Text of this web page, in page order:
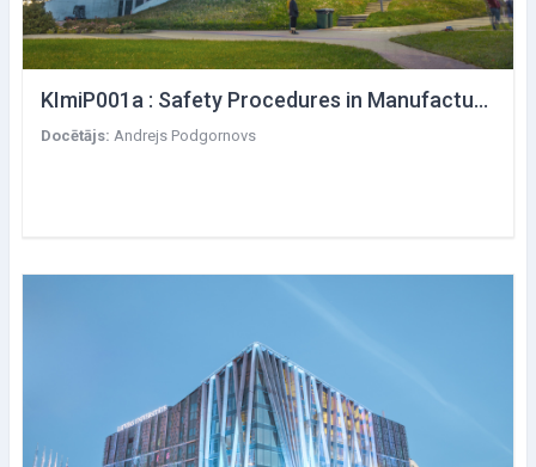
KImiP001a : Safety Procedures in Manufacturing Technologies
Docētājs: Andrejs Podgornovs